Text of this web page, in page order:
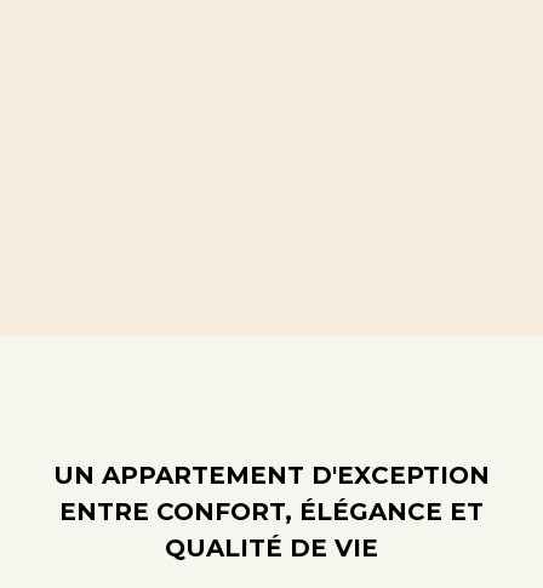
UN APPARTEMENT D'EXCEPTION
ENTRE CONFORT, ÉLÉGANCE ET
QUALITÉ DE VIE